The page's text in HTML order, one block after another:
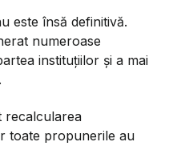
este însă definitivă.
numeroase
instituțiilor și a mai
recalcularea
toate propunerile au